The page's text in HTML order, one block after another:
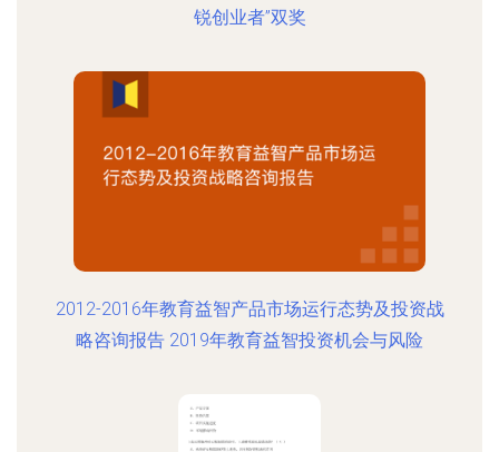
锐创业者”双奖
2012-2016年教育益智产品市场运行态势及投资战
略咨询报告 2019年教育益智投资机会与风险